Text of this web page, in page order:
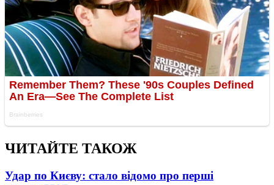
ЧИТАЙТЕ ТАКОЖ
Удар по Києву: стало відомо про перші